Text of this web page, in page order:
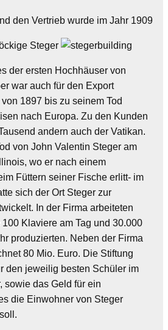
den Vertrieb wurde im Jahr 1909
Steger
der ersten Hochhäuser von
war auch für den Export
1897 bis zu seinem Tod
nach Europa. Zu den Kunden
andern auch der Vatikan.
von John Valentin Steger am
wo er nach einem
Füttern seiner Fische erlitt- im
sich der Ort Steger zur
In der Firma arbeiteten
Klaviere am Tag und 30.000
produzierten. Neben der Firma
80 Mio. Euro. Die Stiftung
den jeweilig besten Schüler im
sowie das Geld für ein
die Einwohner von Steger